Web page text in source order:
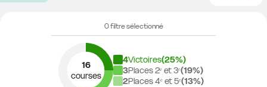
0 filtre sélectionné
16
courses
4Victoires(25%)
3Places 2ᵉ et 3ᵉ(19%)
2Places 4ᵉ et 5ᵉ(13%)